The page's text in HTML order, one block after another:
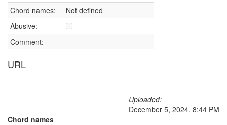
Chord names:
Not defined
Abusive:
Comment:
-
URL
Uploaded:
December 5, 2024, 8:44 PM
Chord names